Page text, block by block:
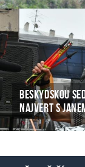
BESKYDSKOU
NAJVERT S